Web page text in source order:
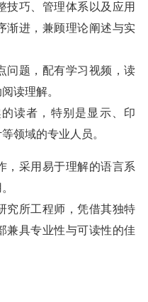
技巧、管理体系以及应用
渐进，兼顾理论阐述与实
问题，配有学习视频，读
读理解。
读者，特别是显示、印
领域的专业人员。
，采用易于理解的语言系
究所工程师，凭借其独特
兼具专业性与可读性的佳